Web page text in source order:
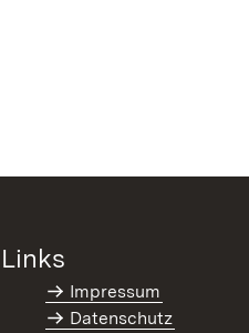
Links
Impressum
Datenschutz